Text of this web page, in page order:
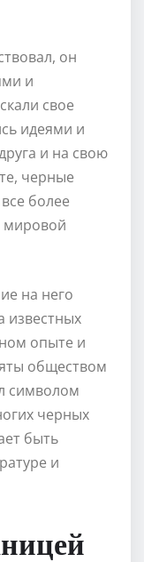
он
и
свое
идеями и
и на свою
черные
более
на него
известных
опыте и
обществом
символом
черных
быть
и